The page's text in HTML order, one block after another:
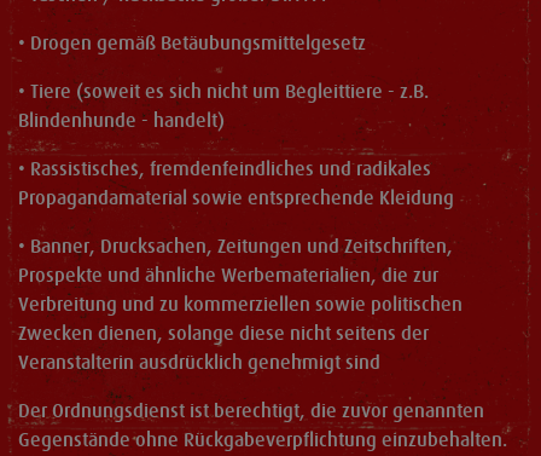
• Drogen gemäß Betäubungsmittelgesetz
• Tiere (soweit es sich nicht um Begleittiere - z.B.
Blindenhunde - handelt)
• Rassistisches, fremdenfeindliches und radikales
Propagandamaterial sowie entsprechende Kleidung
• Banner, Drucksachen, Zeitungen und Zeitschriften,
Prospekte und ähnliche Werbematerialien, die zur
Verbreitung und zu kommerziellen sowie politischen
Zwecken dienen, solange diese nicht seitens der
Veranstalterin ausdrücklich genehmigt sind
Der Ordnungsdienst ist berechtigt, die zuvor genannten
Gegenstände ohne Rückgabeverpflichtung einzubehalten.